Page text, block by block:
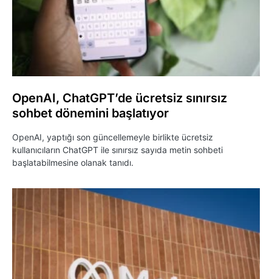
OpenAI, ChatGPT’de ücretsiz sınırsız
sohbet dönemini başlatıyor
OpenAI, yaptığı son güncellemeyle birlikte ücretsiz
kullanıcıların ChatGPT ile sınırsız sayıda metin sohbeti
başlatabilmesine olanak tanıdı.